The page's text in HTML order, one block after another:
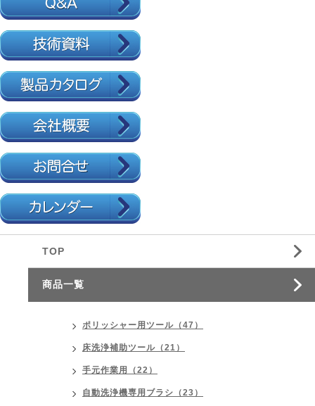
TOP
商品一覧
ポリッシャー用ツール（47）
床洗浄補助ツール（21）
手元作業用（22）
自動洗浄機専用ブラシ（23）